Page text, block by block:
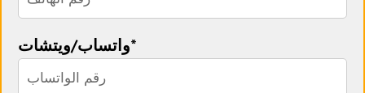
واتساب/ويتشات*